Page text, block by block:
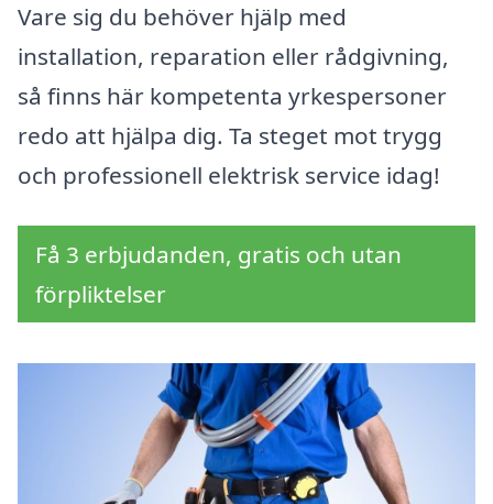
Vare sig du behöver hjälp med
installation, reparation eller rådgivning,
så finns här kompetenta yrkespersoner
redo att hjälpa dig. Ta steget mot trygg
och professionell elektrisk service idag!
Få 3 erbjudanden, gratis och utan
förpliktelser